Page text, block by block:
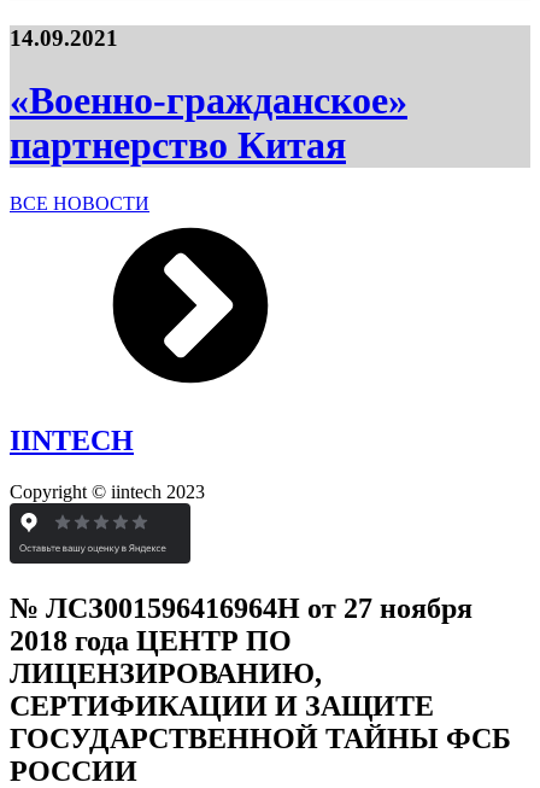
14.09.2021
«Военно-гражданское»
партнерство Китая
ВСЕ НОВОСТИ
IINTECH
Copyright © iintech 2023
№ ЛСЗ001596416964Н от 27 ноября
2018 года ЦЕНТР ПО
ЛИЦЕНЗИРОВАНИЮ,
СЕРТИФИКАЦИИ И ЗАЩИТЕ
ГОСУДАРСТВЕННОЙ ТАЙНЫ ФСБ
РОССИИ